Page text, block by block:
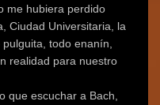
me hubiera perdido
Ciudad Universitaria, la
todo enanín,
realidad para nuestro
que escuchar a Bach,